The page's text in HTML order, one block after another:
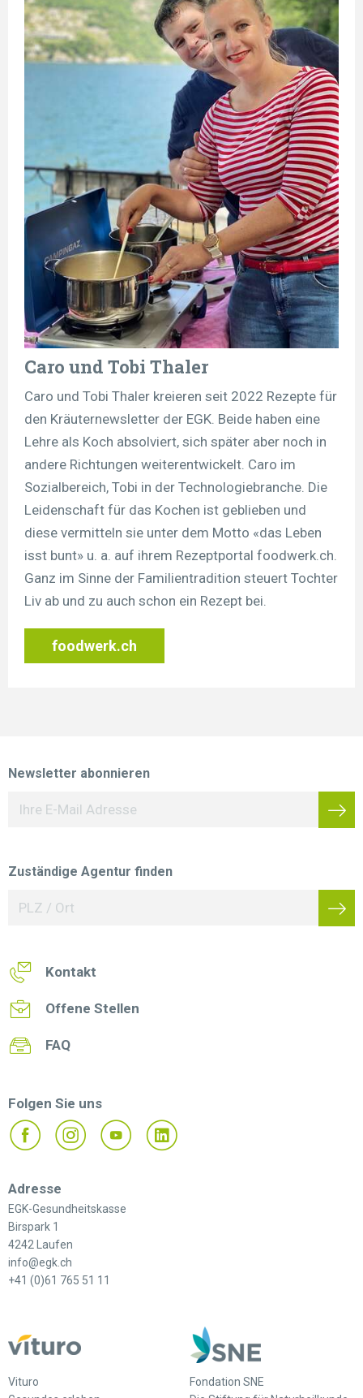
Caro und Tobi Thaler
Caro und Tobi Thaler kreieren seit 2022 Rezepte für
den Kräuternewsletter der EGK. Beide haben eine
Lehre als Koch absolviert, sich später aber noch in
andere Richtungen weiterentwickelt. Caro im
Sozialbereich, Tobi in der Technologiebranche. Die
Leidenschaft für das Kochen ist geblieben und
diese vermitteln sie unter dem Motto «das Leben
isst bunt» u. a. auf ihrem Rezeptportal foodwerk.ch.
Ganz im Sinne der Familientradition steuert Tochter
Liv ab und zu auch schon ein Rezept bei.
foodwerk.ch
Newsletter abonnieren
Zuständige Agentur finden
Kontakt
Offene Stellen
FAQ
Folgen Sie uns
Adresse
EGK-Gesundheitskasse
Birspark 1
4242 Laufen
info@egk.ch
+41 (0)61 765 51 11
Vituro
Fondation SNE